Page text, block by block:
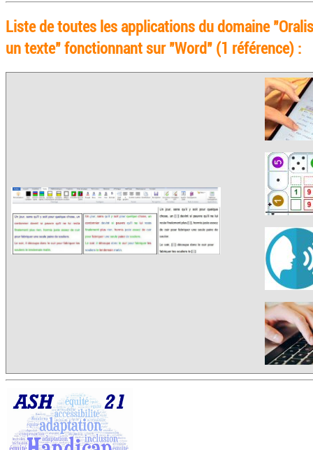
Liste de toutes les applications du domaine
un texte" fonctionnant sur "Word" (1 référence) :